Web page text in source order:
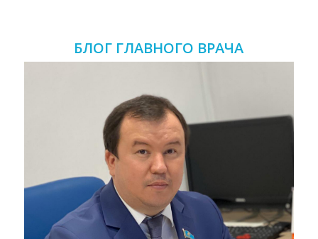
БЛОГ ГЛАВНОГО ВРАЧА